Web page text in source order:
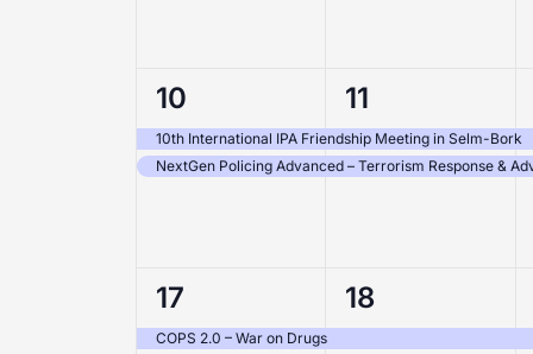
2
evenementen,
10
10th International IPA Friendship Meeting in Selm-Bork
NextGen Policing Advanced – Terrorism Response &
2
11
1
evenement,
17
COPS 2.0 – War on Drugs
1
evenement,
18